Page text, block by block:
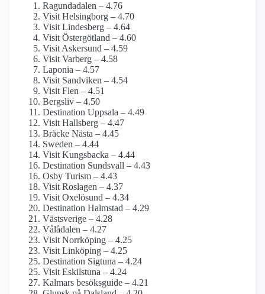
Ragundadalen – 4.76
Visit Helsingborg – 4.70
Visit Lindesberg – 4.64
Visit Östergötland – 4.60
Visit Askersund – 4.59
Visit Varberg – 4.58
Laponia – 4.57
Visit Sandviken – 4.54
Visit Flen – 4.51
Bergsliv – 4.50
Destination Uppsala – 4.49
Visit Hallsberg – 4.47
Bräcke Nästa – 4.45
Sweden – 4.44
Visit Kungsbacka – 4.44
Destination Sundsvall – 4.43
Osby Turism – 4.43
Visit Roslagen – 4.37
Visit Oxelösund – 4.34
Destination Halmstad – 4.29
Västsverige – 4.28
Vålådalen – 4.27
Visit Norrköping – 4.25
Visit Linköping – 4.25
Destination Sigtuna – 4.24
Visit Eskilstuna – 4.24
Kalmars besöksguide – 4.21